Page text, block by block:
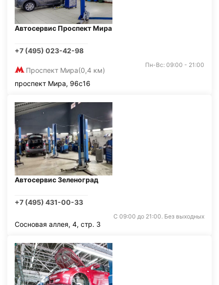
Автосервис Проспект Мира
+7 (495) 023-42-98
Проспект Мира(0,4 км)
Пн-Вс: 09:00 - 21:00
проспект Мира, 96с16
Автосервис Зеленоград
+7 (495) 431-00-33
С 09:00 до 21:00. Без выходных
Сосновая аллея, 4, стр. 3